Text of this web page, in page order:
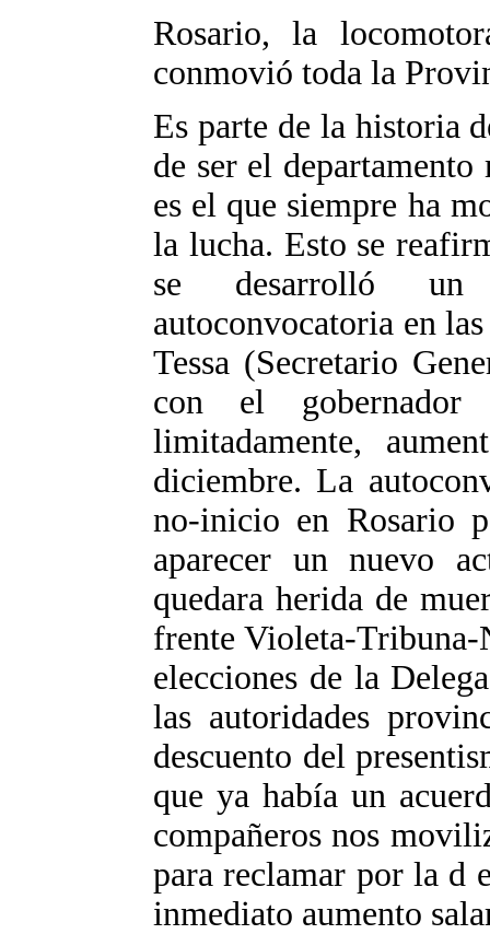
Rosario, la
conmovió toda la
Es parte de la historia
de ser el
es el que siempre ha
la lucha. Esto se
se desarrolló un
autoconvocatoria en
Tessa (Secretario
con el gobernador
limitadamente,
diciembre. La
no-inicio en Rosario
aparecer un nuevo
quedara herida de
frente Violeta-Tribuna-
elecciones de la
las autoridades
descuento del
que ya había un
compañeros nos
para reclamar por la d
inmediato aumento